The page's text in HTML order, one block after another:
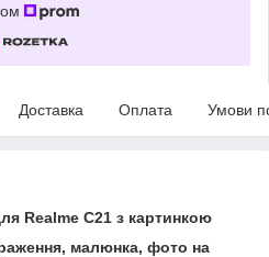
Доставка Оплата Умови
Realme C21 з картинкою
малюнка, фото на